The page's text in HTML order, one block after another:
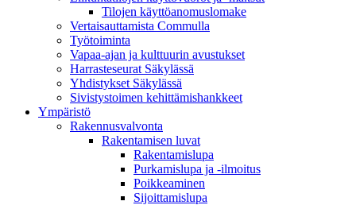
Tilojen käyttöanomuslomake
Vertaisauttamista Commulla
Työtoiminta
Vapaa-ajan ja kulttuurin avustukset
Harrasteseurat Säkylässä
Yhdistykset Säkylässä
Sivistystoimen kehittämishankkeet
Ympä­ristö
Rakennusvalvonta
Rakentamisen luvat
Rakentamislupa
Purkamislupa ja -ilmoitus
Poikkeaminen
Sijoittamislupa